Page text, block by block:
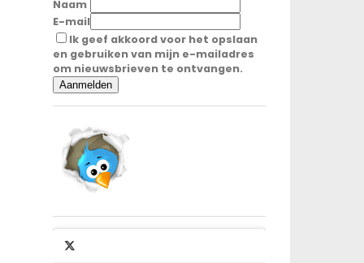
Naam
E-mail
Ik geef akkoord voor het opslaan
en gebruiken van mijn e-mailadres
om nieuwsbrieven te ontvangen.